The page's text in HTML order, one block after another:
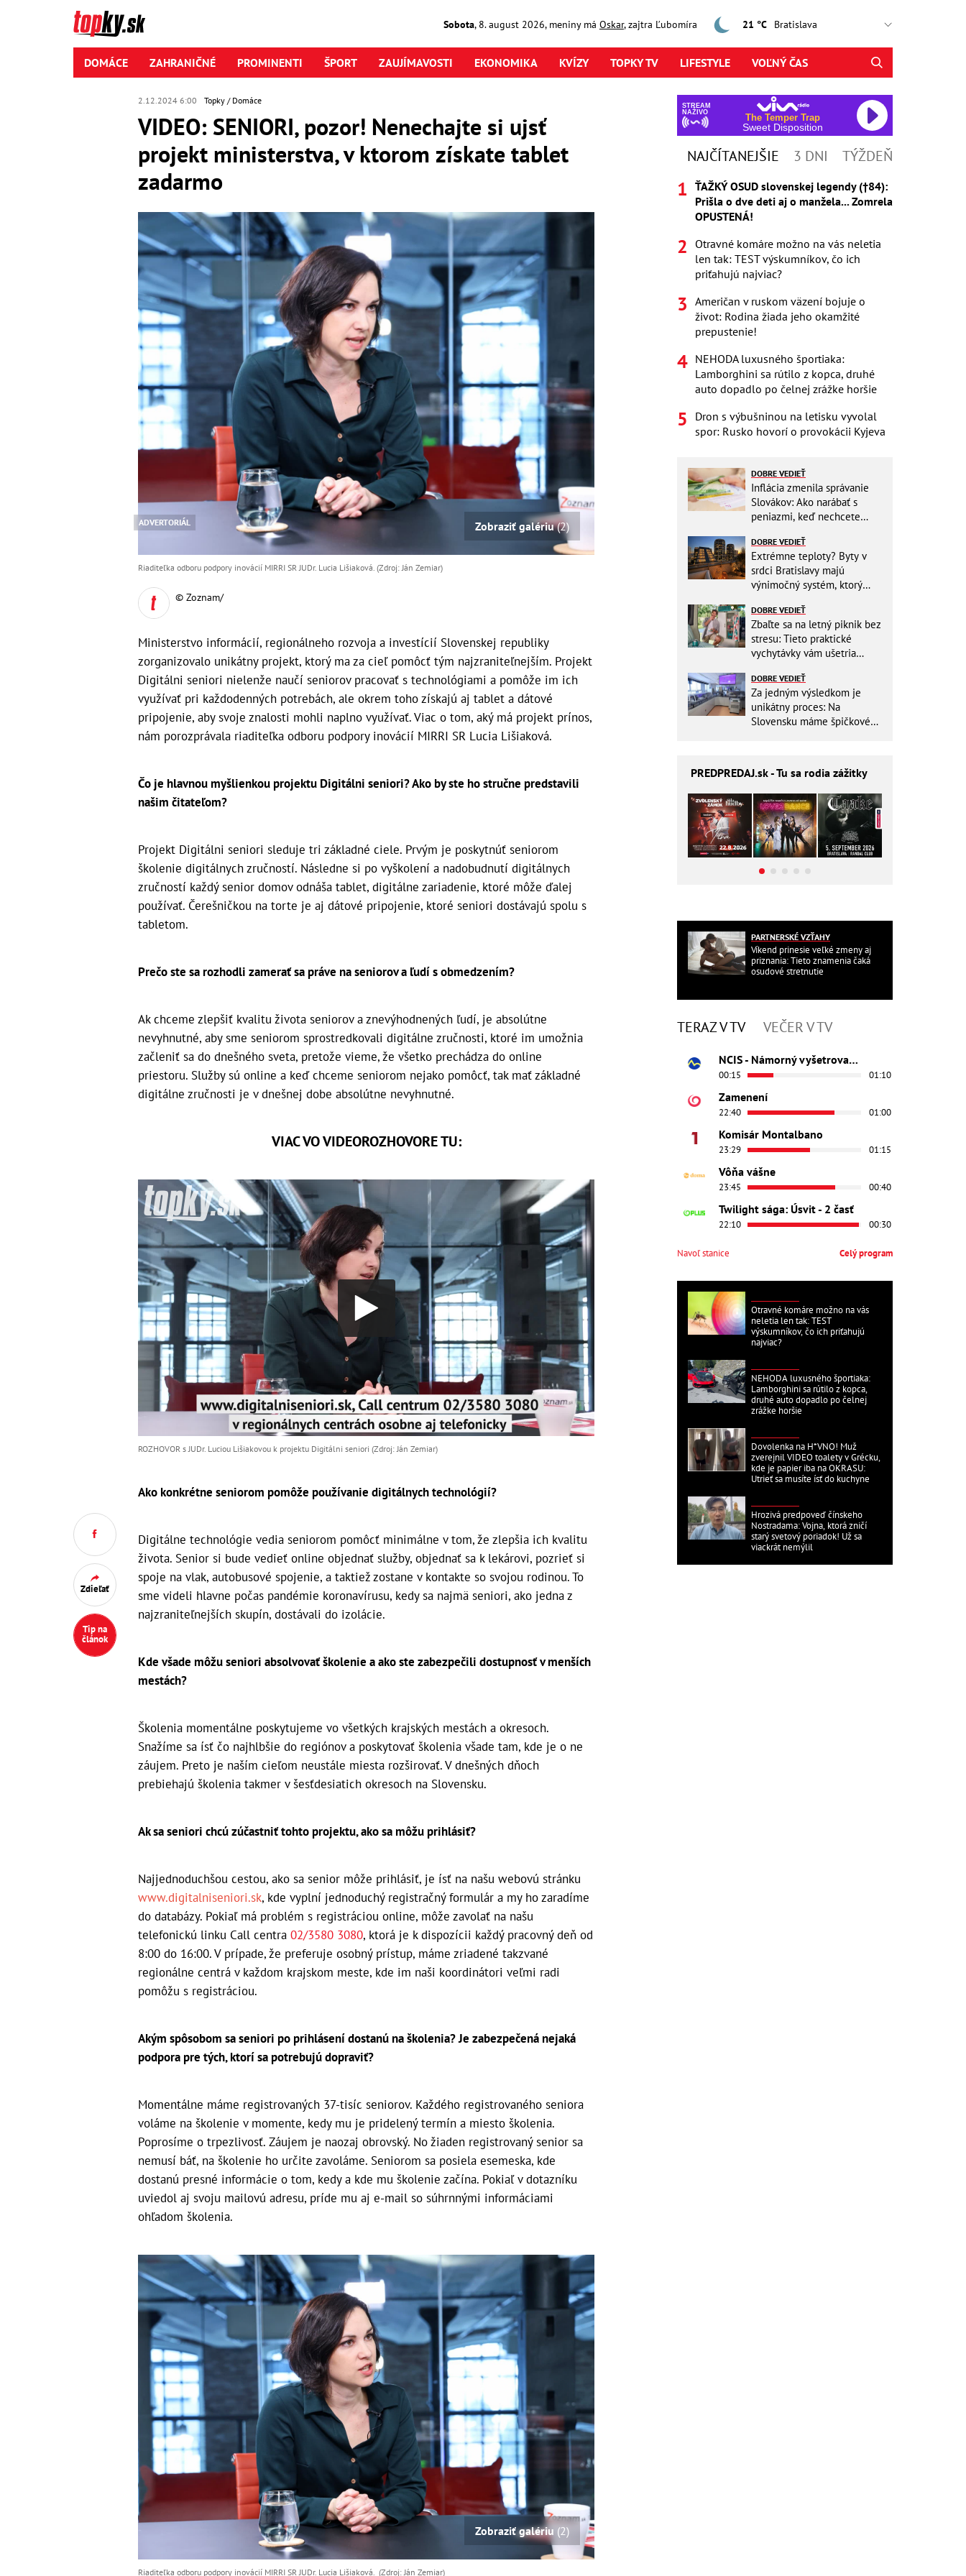
Sobota, 8. august2026, meniny má Oskar, zajtra Ľubomíra 21 °C
DOMÁCE ZAHRANIČNÉ PROMINENTI ŠPORT ZAUJÍMAVOSTI EKONOMIKA KVÍZY TOPKY TV LIFESTYLE VOĽNÝ ČAS
2.12.2024 6:00 Topky Domáce
VIDEO: SENIORI, pozor! Nenechajte si ujsť
projekt ministerstva, v ktorom získate tablet
zadarmo
Zdieľať
Tip na
článok
ADVERTORIÁL Zobraziť galériu(2)
Riaditeľka odboru podpory inovácií MIRRI SR JUDr. Lucia Lišiaková. (Zdroj: Ján Zemiar)
© Zoznam/
Ministerstvo informácií, regionálneho rozvoja a investícií Slovenskej republiky
zorganizovalo unikátny projekt, ktorý ma za cieľ pomôcť tým najzraniteľnejším. Projekt
Digitálni seniori nielenže naučí seniorov pracovať s technológiami a pomôže im ich
využívať pri každodenných potrebách, ale okrem toho získajú aj tablet a dátové
pripojenie, aby svoje znalosti mohli naplno využívať. Viac o tom, aký má projekt prínos,
nám porozprávala riaditeľka odboru podpory inovácií MIRRI SR Lucia Lišiaková.
Čo je hlavnou myšlienkou projektu Digitálni seniori? Ako by ste ho stručne predstavili
našim čitateľom?
Projekt Digitálni seniori sleduje tri základné ciele. Prvým je poskytnúť seniorom
školenie digitálnych zručností. Následne si po vyškolení a nadobudnutí digitálnych
zručností každý senior domov odnáša tablet, digitálne zariadenie, ktoré môže ďalej
používať. Čerešničkou na torte je aj dátové pripojenie, ktoré seniori dostávajú spolu s
tabletom.
Prečo ste sa rozhodli zamerať sa práve na seniorov a ľudí s obmedzením?
Ak chceme zlepšiť kvalitu života seniorov a znevýhodnených ľudí, je absolútne
nevyhnutné, aby sme seniorom sprostredkovali digitálne zručnosti, ktoré im umožnia
začleniť sa do dnešného sveta, pretože vieme, že všetko prechádza do online
priestoru. Služby sú online a keď chceme seniorom nejako pomôcť, tak mať základné
digitálne zručnosti je v dnešnej dobe absolútne nevyhnutné.
VIAC VO VIDEOROZHOVORE TU:
ROZHOVOR s JUDr. Luciou Lišiakovou k projektu Digitálni seniori (Zdroj: Ján Zemiar)
Ako konkrétne seniorom pomôže používanie digitálnych technológií?
Digitálne technológie vedia seniorom pomôcť minimálne v tom, že zlepšia ich kvalitu
života. Senior si bude vedieť online objednať služby, objednať sa k lekárovi, pozrieť si
spoje na vlak, autobusové spojenie, a taktiež zostane v kontakte so svojou rodinou. To
sme videli hlavne počas pandémie koronavírusu, kedy sa najmä seniori, ako jedna z
najzraniteľnejších skupín, dostávali do izolácie.
Kde všade môžu seniori absolvovať školenie a ako ste zabezpečili dostupnosť v menších
mestách?
Školenia momentálne poskytujeme vo všetkých krajských mestách a okresoch.
Snažíme sa ísť čo najhlbšie do regiónov a poskytovať školenia všade tam, kde je o ne
záujem. Preto je naším cieľom neustále miesta rozširovať. V dnešných dňoch
prebiehajú školenia takmer v šesťdesiatich okresoch na Slovensku.
Ak sa seniori chcú zúčastniť tohto projektu, ako sa môžu prihlásiť?
Najjednoduchšou cestou, ako sa senior môže prihlásiť, je ísť na našu webovú stránku
www.digitalniseniori.sk, kde vyplní jednoduchý registračný formulár a my ho zaradíme
do databázy. Pokiaľ má problém s registráciou online, môže zavolať na našu
telefonickú linku Call centra 02/3580 3080, ktorá je k dispozícii každý pracovný deň od
8:00 do 16:00. V prípade, že preferuje osobný prístup, máme zriadené takzvané
regionálne centrá v každom krajskom meste, kde im naši koordinátori veľmi radi
pomôžu s registráciou.
Akým spôsobom sa seniori po prihlásení dostanú na školenia? Je zabezpečená nejaká
podpora pre tých, ktorí sa potrebujú dopraviť?
Momentálne máme registrovaných 37-tisíc seniorov. Každého registrovaného seniora
voláme na školenie v momente, kedy mu je pridelený termín a miesto školenia.
Poprosíme o trpezlivosť. Záujem je naozaj obrovský. No žiaden registrovaný senior sa
nemusí báť, na školenie ho určite zavoláme. Seniorom sa posiela esemeska, kde
dostanú presné informácie o tom, kedy a kde mu školenie začína. Pokiaľ v dotazníku
uviedol aj svoju mailovú adresu, príde mu aj e-mail so súhrnnými informáciami
ohľadom školenia.
Zobraziť galériu (2)
Riaditeľka odboru podpory inovácií MIRRI SR JUDr. Lucia Lišiaková. (Zdroj: Ján Zemiar)
STREAM
NAŽIVO
The Temper Trap
Sweet Disposition
NAJČÍTANEJŠIE 3 DNI TÝŽDEŇ
ŤAŽKÝ OSUD slovenskej legendy (†84):
Prišla o dve deti aj o manžela... Zomrela
OPUSTENÁ!
Otravné komáre možno na vás neletia
len tak: TEST výskumníkov, čo ich
priťahujú najviac?
Američan v ruskom väzení bojuje o
život: Rodina žiada jeho okamžité
prepustenie!
NEHODA luxusného športiaka:
Lamborghini sa rútilo z kopca, druhé
auto dopadlo po čelnej zrážke horšie
Dron s výbušninou na letisku vyvolal
spor: Rusko hovorí o provokácii Kyjeva
DOBRE VEDIEŤ
Inflácia zmenila správanie
Slovákov: Ako narábať s
peniazmi, keď nechcete
DOBRE VEDIEŤ
Extrémne teploty? Byty v
srdci Bratislavy majú
výnimočný systém, ktorý
DOBRE VEDIEŤ
Zbaľte sa na letný piknik bez
stresu: Tieto praktické
vychytávky vám ušetria
DOBRE VEDIEŤ
Za jedným výsledkom je
unikátny proces: Na
Slovensku máme špičkové
PREDPREDAJ.sk - Tu sa rodia zážitky
PARTNERSKÉ VZŤAHY
Víkend prinesie veľké zmeny aj
priznania: Tieto znamenia čaká
osudové stretnutie
TERAZ V TV VEČER V TV
NCIS - Námorný vyšetrovací úrad
00:15 01:10
Zamenení
22:40 01:00
Komisár Montalbano
23:29 01:15
Vôňa vášne
23:45 00:40
Twilight sága: Úsvit - 2 časť
22:10 00:30
Navoľ stanice Celý program
Otravné komáre možno na vás
neletia len tak: TEST
výskumníkov, čo ich priťahujú
najviac?
NEHODA luxusného športiaka:
Lamborghini sa rútilo z kopca,
druhé auto dopadlo po čelnej
zrážke horšie
Dovolenka na H*VNO! Muž
zverejnil VIDEO toalety v Grécku,
kde je papier iba na OKRASU:
Utrieť sa musíte ísť do kuchyne
Hrozivá predpoveď čínskeho
Nostradama: Vojna, ktorá zničí
starý svetový poriadok! Už sa
viackrát nemýlil